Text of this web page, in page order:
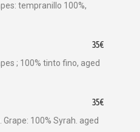
tempranillo 100%,
35€
; 100% tinto fino, aged
35€
Grape: 100% Syrah. aged